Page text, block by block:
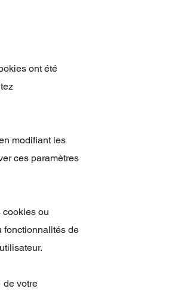
ont été
modifiant les
ces paramètres
cookies ou
fonctionnalités de
de votre